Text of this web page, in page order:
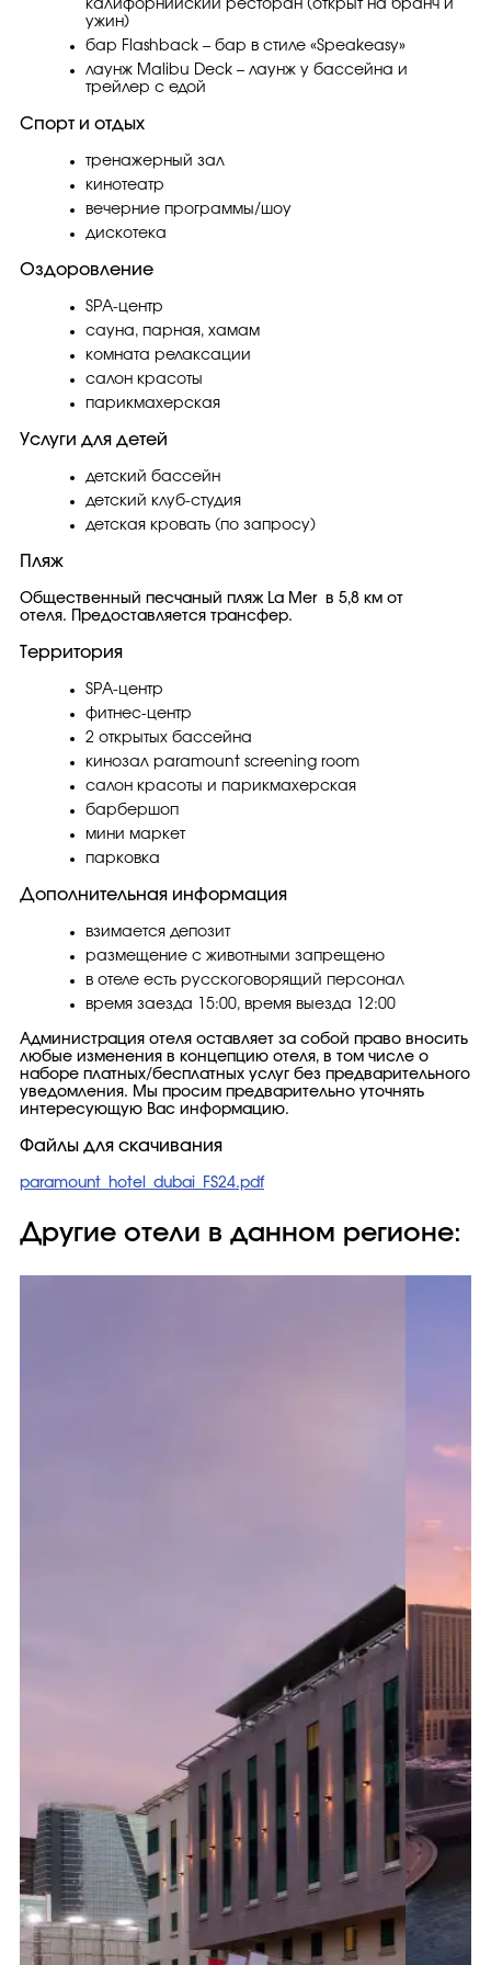
калифорнийский ресторан (открыт на бранч и
ужин)
бар Flashback – бар в стиле «Speakeasy»
лаунж Malibu Deck – лаунж у бассейна и
трейлер с едой
Спорт и отдых
тренажерный зал
кинотеатр
вечерние программы/шоу
дискотека
Оздоровление
SPA-центр
сауна, парная, хамам
комната релаксации
салон красоты
парикмахерская
Услуги для детей
детский бассейн
детский клуб-студия
детская кровать (по запросу)
Пляж
Общественный песчаный пляж La Mer в 5,8 км от
отеля. Предоставляется трансфер.
Территория
SPA-центр
фитнес-центр
2 открытых бассейна
кинозал paramount screening room
салон красоты и парикмахерская
барбершоп
мини маркет
парковка
Дополнительная информация
взимается депозит
размещение с животными запрещено
в отеле есть русскоговорящий персонал
время заезда 15:00, время выезда 12:00
Администрация отеля оставляет за собой право вносить
любые изменения в концепцию отеля, в том числе о
наборе платных/бесплатных услуг без предварительного
уведомления. Мы просим предварительно уточнять
интересующую Вас информацию.
Файлы для скачивания
paramount_hotel_dubai_FS24.pdf
Другие отели в данном регионе: